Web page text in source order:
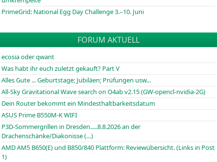
PrimeGrid: National Egg Day Challenge 3.–10. Juni
FORUM AKTUELL
ecosia oder qwant
Was habt ihr euch zuletzt gekauft? Part V
Alles Gute ... Geburtstage; Jubiläen; Prüfungen usw...
All-Sky Gravitational Wave search on O4ab v2.15 (GW-opencl-nvidia-2G)
Dein Router bekommt ein Mindesthaltbarkeitsdatum
ASUS Prime B550M-K WIFI
P3D-Sommergrillen in Dresden.....8.8.2026 an der
Drachenschänke/Diakonisse (…)
AMD AM5 B650(E) und B850/840 Plattform: Reviewübersicht. (Links in Post
1)